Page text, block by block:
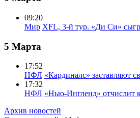
09:20
Мир XFL, 3-й тур. «Ди Си»
5 Марта
17:52
НФЛ «Кардиналс» заставляют
17:32
НФЛ «Нью-Ингленд» отчислит
Архив новостей